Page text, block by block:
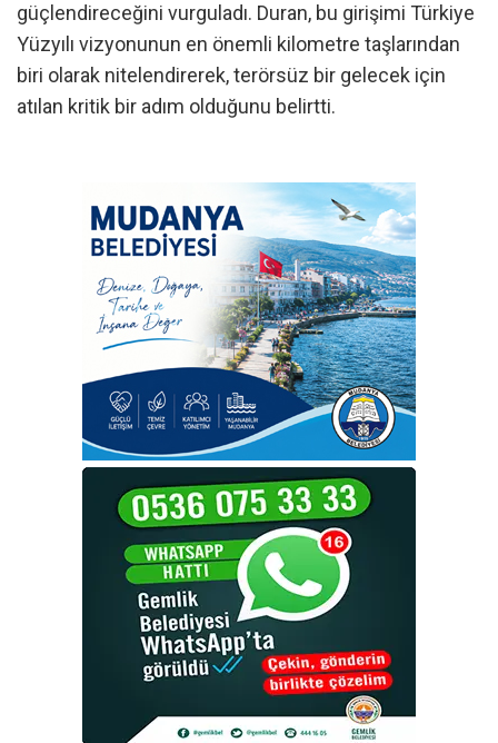
güçlendireceğini vurguladı. Duran, bu girişimi Türkiye
Yüzyılı vizyonunun en önemli kilometre taşlarından
biri olarak nitelendirerek, terörsüz bir gelecek için
atılan kritik bir adım olduğunu belirtti.